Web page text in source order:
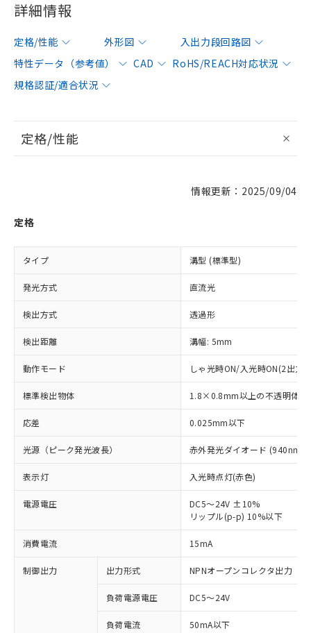
詳細情報
定格/性能 外形図
入出力段回路図
特性データ（参考値）
CAD
RoHS/REACH対応状況
規格認証/適合状況
定格/性能
情報更新：2025/09/04
定格
タイプ 溝型 (標準型)
発光方式 直流光
検出方式 透過形
検出距離 溝幅: 5mm
動作モード しゃ光時ON/入光時ON(2出力
標準検出物体 1.8×0.8mm以上の不透明体
応差 0.025mm以下
光源（ピーク発光波長） 赤外発光ダイオード (940nm)
表示灯 入光時点灯(赤色)
電源電圧
DC5～24V ±10%
リップル(p-p) 10%以下
消費電流 15mA
制御出力 出力形式 NPNオープンコレクタ出力
負荷電源電圧 DC5～24V
負荷電流 50mA以下
※1 対応状況
対応済み：EU RoHS指令（10物質）の
非含有に対応した製品が提供可能な商品で